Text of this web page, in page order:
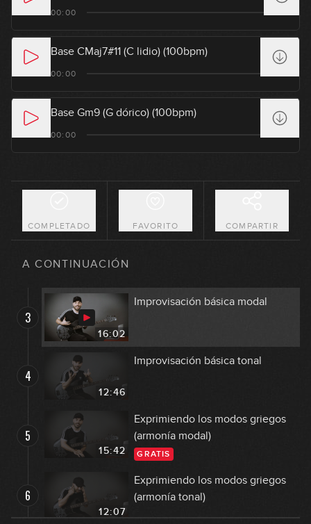
(100bpm)
00:00
Base CMaj7#11 (C lidio) (100bpm)
00:00
Base Gm9 (G dórico) (100bpm)
00:00
COMPLETADO FAVORITO COMPARTIR
A CONTINUACIÓN
Requisitos mínimos (repaso)
2
Ejercicio de sinceridad
3
16:02
Improvisación básica modal
4
12:46
Improvisación básica tonal
5
15:42
Exprimiendo los modos griegos
(armonía modal)
GRATIS
6
12:07
Exprimiendo los modos griegos
(armonía tonal)